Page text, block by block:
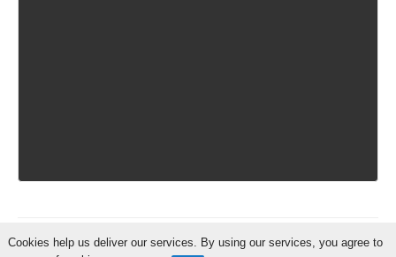
IschiaReporter.it - Curato daPietro Coppa
Cookies help us deliver our services. By using our services, you agree to